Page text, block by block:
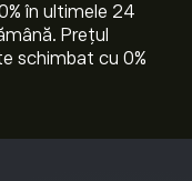
în ultimele 24
Prețul
schimbat cu ‎0‎%